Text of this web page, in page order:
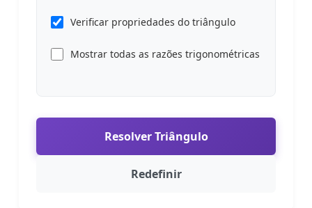
Verificar propriedades do triângulo
Mostrar todas as razões trigonométricas
Resolver Triângulo
Redefinir